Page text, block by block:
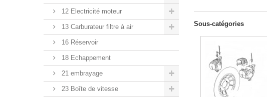
12 Electricité moteur
13 Carburateur filtre à air
16 Réservoir
18 Echappement
21 embrayage
23 Boîte de vitesse
Sous-catégories